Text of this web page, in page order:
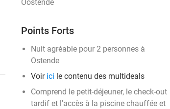
Oostende
Points Forts
Nuit agréable pour 2 personnes à
Ostende
Voir ici le contenu des multideals
Comprend le petit-déjeuner, le check-out
tardif et l'accès à la piscine chauffée et